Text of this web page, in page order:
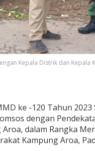
Kepala Distrik dan
ke -120 Tahun
dengan
dalam Rangka
Kampung Aroa,